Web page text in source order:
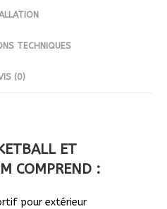
TECHNIQUES
(0)
ET
COMPREND :
pour extérieur